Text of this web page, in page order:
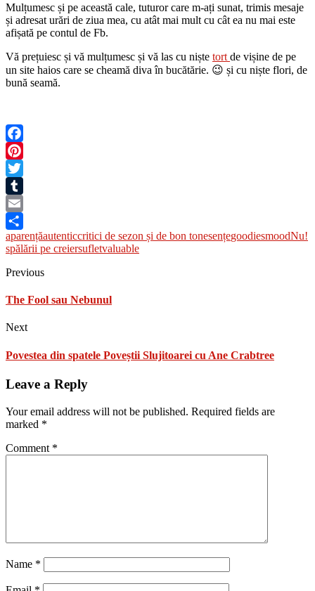
Mulțumesc și pe această cale, tuturor care m-ați sunat, trimis mesaje
și adresat urări de ziua mea, cu atât mai mult cu cât ea nu mai este
afișată pe contul de Fb.
Vă prețuiesc și vă mulțumesc și vă las cu niște tort de vișine de pe
un site haios care se cheamă diva în bucătărie. 😉 și cu niște flori, de
bună seamă.
Facebook
Pinterest
Twitter
Tumblr
Email
Share
aparențăautenticcritici de sezon și de bon tonesențegoodiesmoodNu!
spălării pe creiersufletvaluable
Previous
The Fool sau Nebunul
Next
Povestea din spatele Poveștii Slujitoarei cu Ane Crabtree
Leave a Reply
Your email address will not be published. Required fields are
marked *
Comment *
Name *